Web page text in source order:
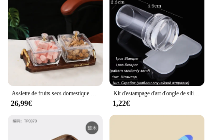
Assiette de fruits secs domestique KTV, assiette de fruits en verre, volet créatif, plat de fruits secs, boîte à bonbons Dim Sum, collations erson sur l'assiette
26,99€
Kit d'estampage d'art d'ongle de silicone transparent, conception française pour la plaque de manucure, sceau de vernis, tampon à deux côtés, grattoir, outil, 1pc
1,22€